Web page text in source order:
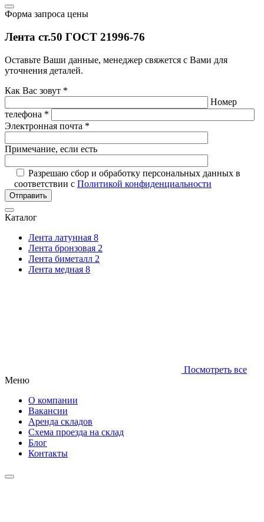
Форма запроса цены
Лента ст.50 ГОСТ 21996-76
Оставьте Ваши данные, менеджер свяжется с Вами для
уточнения деталей.
Как Вас зовут *
Номер
телефона *
Электронная почта *
Примечание, если есть
Разрешаю сбор и обработку персональных данных в
соответствии с Политикой конфиденциальности
Отправить
Каталог
Лента латунная 8
Лента бронзовая 2
Лента биметалл 2
Лента медная 8
Посмотреть все
Меню
О компании
Вакансии
Аренда складов
Схема проезда на склад
Блог
Контакты